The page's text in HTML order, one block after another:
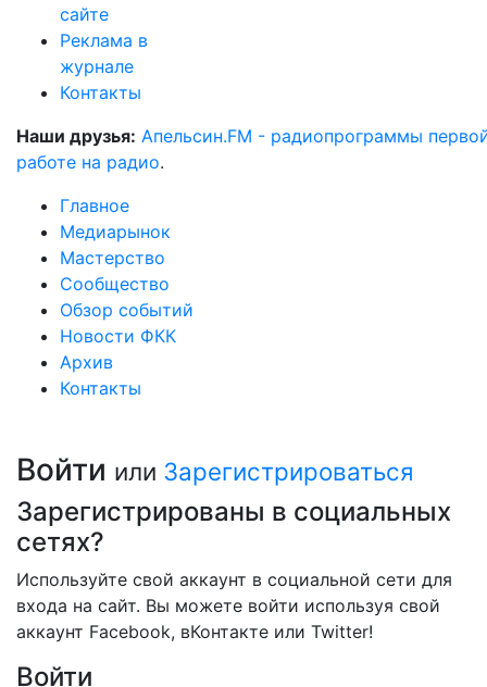
сайте
Реклама в
журнале
Контакты
Наши друзья: Апельсин.FM - радиопрограммы
работе на радио.
Главное
Медиарынок
Мастерство
Сообщество
Обзор событий
Новости ФКК
Архив
Контакты
Войти или Зарегистрироваться
Зарегистрированы в социальных
сетях?
Используйте свой аккаунт в социальной сети для
входа на сайт. Вы можете войти используя свой
аккаунт Facebook, вКонтакте или Twitter!
Войти